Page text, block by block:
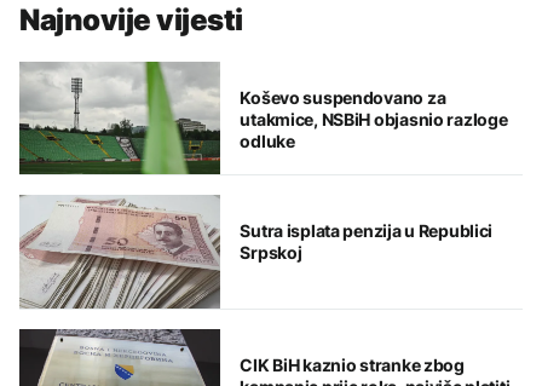
Najnovije vijesti
Koševo suspendovano za
utakmice, NSBiH objasnio razloge
odluke
Sutra isplata penzija u Republici
Srpskoj
CIK BiH kaznio stranke zbog